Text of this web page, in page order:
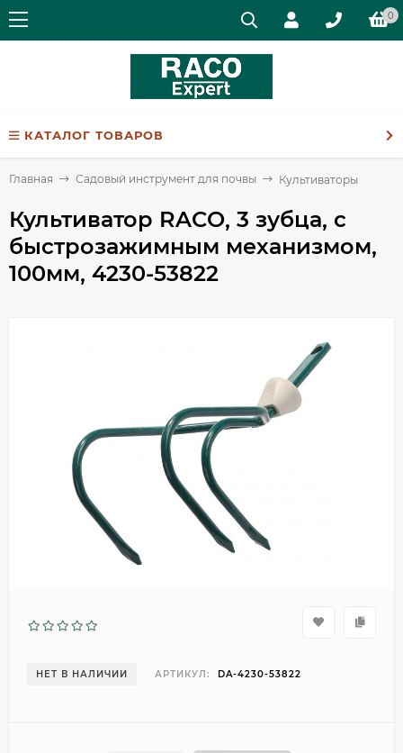
0
КАТАЛОГ ТОВАРОВ
Главная Садовый инструмент для почвы Культиваторы
Культиватор RACO, 3 зубца, с
быстрозажимным механизмом,
100мм, 4230-53822
НЕТ В НАЛИЧИИ АРТИКУЛ: DA-4230-53822